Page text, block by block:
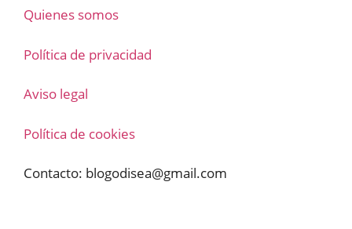
Quienes somos
Política de privacidad
Aviso legal
Política de cookies
Contacto: blogodisea@gmail.com